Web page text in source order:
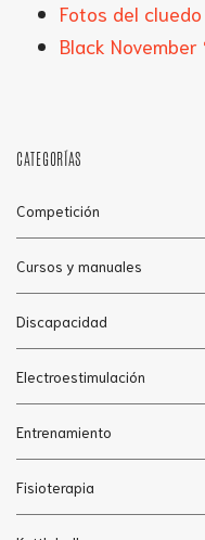
Fotos del
Black November
CATEGORÍAS
Competición
Cursos y manuales
Discapacidad
Electroestimulación
Entrenamiento
Fisioterapia